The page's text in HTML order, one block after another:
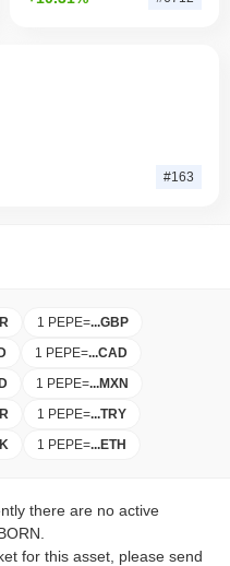
#163
1 PEPE=...GBP
1 PEPE=...CAD
1 PEPE=...MXN
1 PEPE=...TRY
1 PEPE=...ETH
there are no active
for this asset, please send